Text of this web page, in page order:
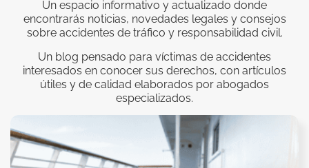
Un espacio informativo y actualizado donde
encontrarás noticias, novedades legales y consejos
sobre accidentes de tráfico y responsabilidad civil.
Un blog pensado para víctimas de accidentes
interesados en conocer sus derechos, con artículos
útiles y de calidad elaborados por abogados
especializados.